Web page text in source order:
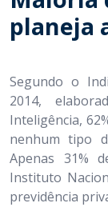
planeja
Segundo o
2014,
Inteligência,
nenhum tipo
Apenas 31%
Instituto
previdência